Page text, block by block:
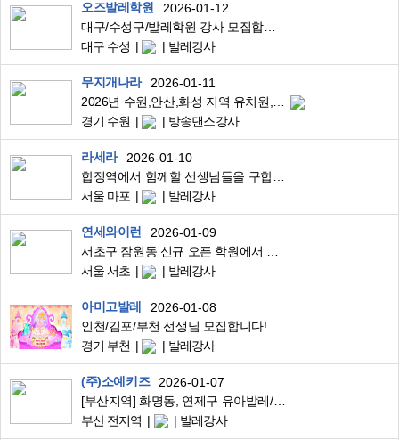
오즈발레학원
2026-01-12
대구/수성구/발레학원 강사 모집합니다
대구 수성
발레강사
무지개나라
2026-01-11
경기 수원
방송댄스강사
라세라
2026-01-10
합정역에서 함께할 선생님들을 구합니다
서울 마포
발레강사
연세와이런
2026-01-09
서울 서초
발레강사
아미고발레
2026-01-08
경기 부천
발레강사
(주)소예키즈
2026-01-07
[부산지역] 화명동, 연제구 유아발레/ 댄스 강사님 모집합니다.
부산 전지역
발레강사